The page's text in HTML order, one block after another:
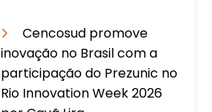
Cencosud promove
inovação no Brasil com a
participação do Prezunic no
Rio Innovation Week 2026